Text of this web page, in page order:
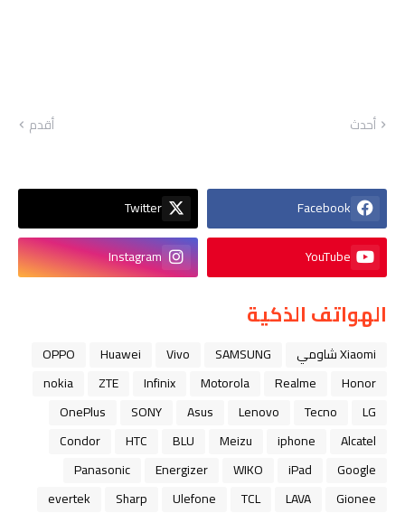
أحدث أقدم
Facebook
Twitter
YouTube
Instagram
الهواتف الذكية
Xiaomi شاومي SAMSUNG
Vivo
Huawei
OPPO
Honor
Realme
Motorola
Infinix
ZTE
nokia
LG
Tecno
Lenovo
Asus
SONY
OnePlus
Alcatel
iphone
Meizu
BLU
HTC
Condor
Google
iPad
WIKO
Energizer
Panasonic
Gionee
LAVA
TCL
Ulefone
Sharp
evertek